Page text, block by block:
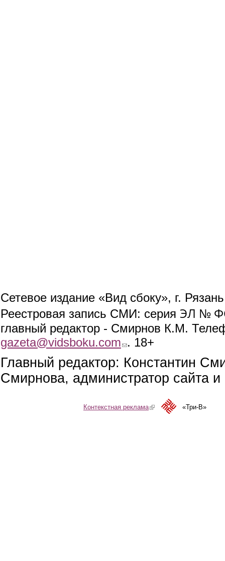
Сетевое издание «Вид сбоку», г.
Реестровая запись СМИ: серия ЭЛ №
главный редактор - Смирнов К.М.
gazeta@vidsboku.com (link sends e-mail)
. 18+
Главный редактор: Константин
Смирнова, администратор сайта
Контекстная реклама(link is external)«Три-В»